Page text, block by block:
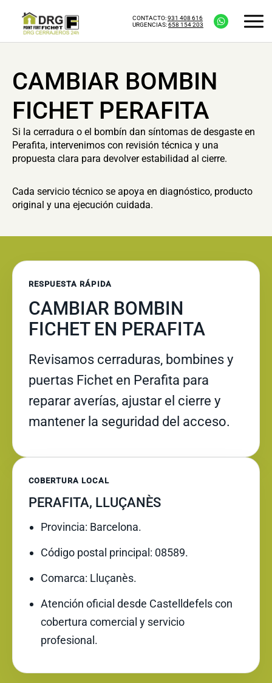
CONTACTO:931 408 616
URGENCIAS:658 154 203
CAMBIAR BOMBIN
FICHET PERAFITA
Si la cerradura o el bombín dan síntomas de desgaste en
Perafita, intervenimos con revisión técnica y una
propuesta clara para devolver estabilidad al cierre.
Cada servicio técnico se apoya en diagnóstico, producto
original y una ejecución cuidada.
RESPUESTA RÁPIDA
CAMBIAR BOMBIN
FICHET EN PERAFITA
Revisamos cerraduras, bombines y
puertas Fichet en Perafita para
reparar averías, ajustar el cierre y
mantener la seguridad del acceso.
COBERTURA LOCAL
PERAFITA, LLUÇANÈS
Provincia: Barcelona.
Código postal principal: 08589.
Comarca: Lluçanès.
Atención oficial desde Castelldefels con
cobertura comercial y servicio
profesional.